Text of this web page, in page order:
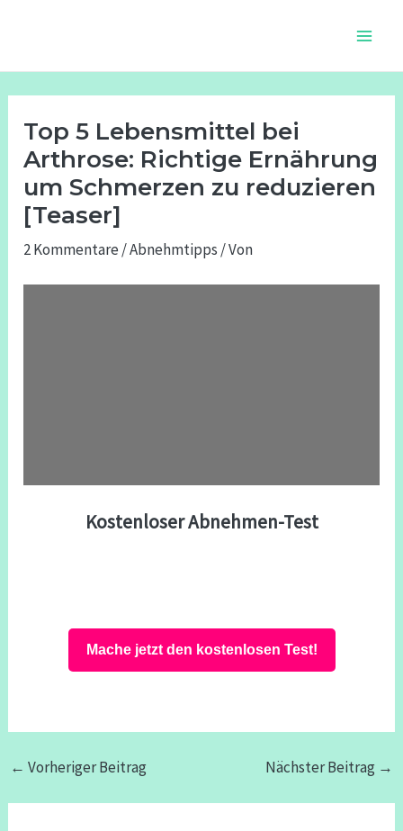
Top 5 Lebensmittel bei
Arthrose: Richtige Ernährung
um Schmerzen zu reduzieren
[Teaser]
2 Kommentare /Abnehmtipps / Von
Kostenloser Abnehmen-Test
Mache jetzt den kostenlosen Test!
← Vorheriger Beitrag Nächster Beitrag →